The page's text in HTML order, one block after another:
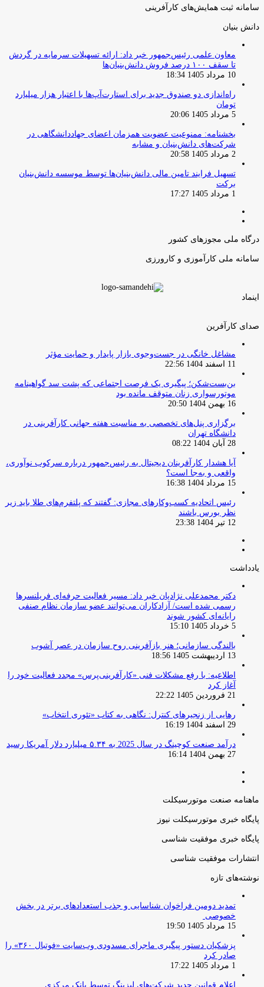
سامانه ثبت همایش‌های کارآفرینی
دانش‌ بنیان‌
معاون علمی رئیس‌جمهور خبر داد: ارائه تسهیلات سرمایه در گردش
تا سقف ۱۰۰ درصد فروش دانش‌بنیان‌ها
10 مرداد 1405 18:34
راه‌اندازی دو صندوق جدید برای استارت‌آپ‌ها با اعتبار هزار میلیارد
تومان
5 مرداد 1405 20:06
بخشنامه: ممنوعیت عضویت همزمان اعضای جهاددانشگاهی در
شرکت‌های دانش‌بنیان و مشابه
2 مرداد 1405 20:58
تسهیل فرایند تامین مالی دانش‌بنیان‌ها توسط موسسه دانش‌بنیان
برکت
1 مرداد 1405 17:27
درگاه ملی مجوزهای کشور
سامانه ملی کارآموزی و کارورزی
اینماد
صدای کارآفرین
مشاغل خانگی در جست‌وجوی بازار پایدار و حمایت مؤثر
11 اسفند 1404 22:56
بن‌بست‌شکن؛ پیگیری یک فرصت اجتماعی که پشت سد گواهینامه
موتورسواری زنان متوقف مانده بود
16 بهمن 1404 20:50
برگزاری پنل‌های تخصصی به مناسبت هفته جهانی کارآفرینی در
دانشگاه تهران
28 آبان 1404 08:22
آیا هشدار کارآفرینان دیجیتال به رئیس‌جمهور درباره سرکوب نوآوری،
واقعی و به‌جا است؟
15 مرداد 1404 16:38
‏رئیس اتحادیه کسب‌وکارهای مجازی: گفتند که پلتفرم‌های طلا باید زیر
نظر بورس باشند
12 تیر 1404 23:38
یادداشت
دکتر محمدعلی نژادیان خبر داد: مسیر فعالیت حرفه‌ای فریلنسرها
رسمی شده است/ آزادکاران می‌توانند عضو سازمان نظام صنفی
رایانه‌ای کشور شوند
5 خرداد 1405 15:10
بالندگی سازمانی؛ هنر بازآفرینی روح سازمان در عصر آشوب
13 اردیبهشت 1405 18:56
اطلاعیه: با رفع مشکلات فنی «کارآفرینی‌پرس» مجدد فعالیت خود را
آغاز کرد
21 فروردین 1405 22:22
رهایی از زنجیرهای کنترل: نگاهی به کتاب «تئوری انتخاب»
29 اسفند 1404 16:19
درآمد صنعت کوچینگ در سال 2025 به ۵.۳۴ میلیارد دلار آمریکا رسید
27 بهمن 1404 16:14
ماهنامه صنعت موتورسیکلت
پایگاه خبری موتورسیکلت نیوز
پایگاه خبری موفقیت شناسی
انتشارات موفقیت شناسی
نوشته‌های تازه
تمدید دومین فراخوان شناسایی و جذب استعدادهای برتر در بخش
خصوصی
15 مرداد 1405 19:50
پزشکیان دستور پیگیری ماجرای مسدودی وب‌سایت «فوتبال ۳۶۰» را
صادر کرد
1 مرداد 1405 17:22
اعلام قوانین جدید شرکت‌های لیزینگ توسط بانک مرکزی